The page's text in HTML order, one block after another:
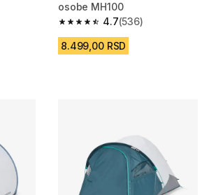
491 Recenzije
osobe MH100
4.7
4.7 od 5 zvezdica from 536
(536)
8.499,00 RSD